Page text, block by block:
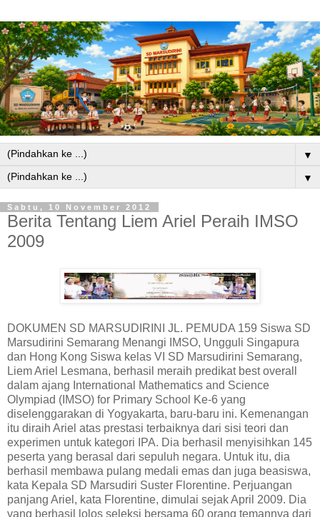
▼
▼
Sabtu, 10 November 2012
Berita Tentang Liem Ariel Peraih IMSO
2009
DOKUMEN SD MARSUDIRINI JL. PEMUDA 159 Siswa SD
Marsudirini Semarang Menangi IMSO, Ungguli Singapura
dan Hong Kong Siswa kelas VI SD Marsudirini Semarang,
Liem Ariel Lesmana, berhasil meraih predikat best overall
dalam ajang International Mathematics and Science
Olympiad (IMSO) for Primary School Ke-6 yang
diselenggarakan di Yogyakarta, baru-baru ini. Kemenangan
itu diraih Ariel atas prestasi terbaiknya dari sisi teori dan
experimen untuk kategori IPA. Dia berhasil menyisihkan 145
peserta yang berasal dari sepuluh negara. Untuk itu, dia
berhasil membawa pulang medali emas dan juga beasiswa,
kata Kepala SD Marsudiri Suster Florentine. Perjuangan
panjang Ariel, kata Florentine, dimulai sejak April 2009. Dia
yang berhasil lolos seleksi bersama 60 orang temannya dari